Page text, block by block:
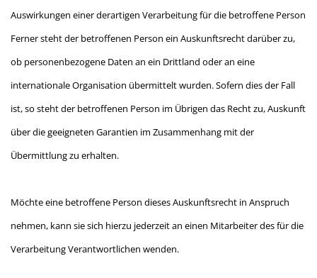
Auswirkungen einer derartigen Verarbeitung für die betroffene Person
Ferner steht der betroffenen Person ein Auskunftsrecht darüber zu,
ob personenbezogene Daten an ein Drittland oder an eine
internationale Organisation übermittelt wurden. Sofern dies der Fall
ist, so steht der betroffenen Person im Übrigen das Recht zu, Auskunft
über die geeigneten Garantien im Zusammenhang mit der
Übermittlung zu erhalten.
Möchte eine betroffene Person dieses Auskunftsrecht in Anspruch
nehmen, kann sie sich hierzu jederzeit an einen Mitarbeiter des für die
Verarbeitung Verantwortlichen wenden.